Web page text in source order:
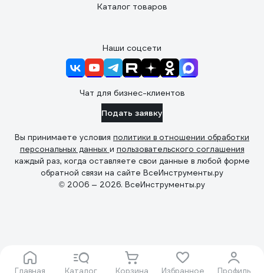
Главная Каталог Корзина Избранное Профиль
Каталог товаров
Наши соцсети
Чат для бизнес-клиентов
Подать заявку
Вы принимаете условия политики в отношении обработки
персональных данных и пользовательского соглашения
каждый раз, когда оставляете свои данные в любой форме
обратной связи на сайте ВсеИнструменты.ру
© 2006 — 2026. ВсеИнструменты.ру